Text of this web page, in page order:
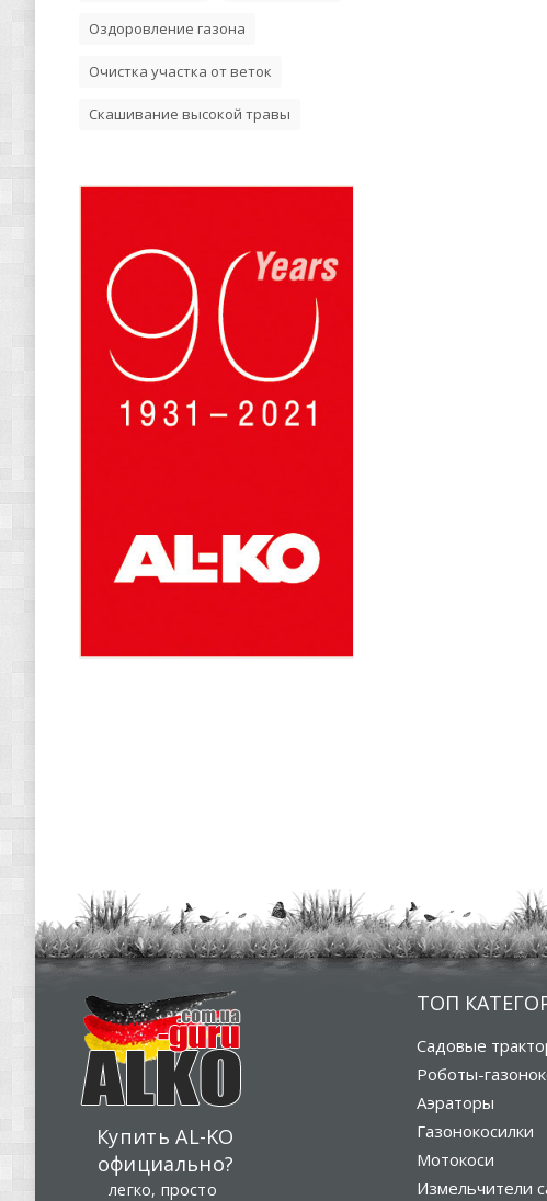
Оздоровление газона
Очистка участка от веток
Скашивание высокой травы
Купить AL-KO
официально?
легко, просто
ТОП
Садовые
Роботы-
Аэраторы
Газонокосилки
Мотокоси
Измельчители